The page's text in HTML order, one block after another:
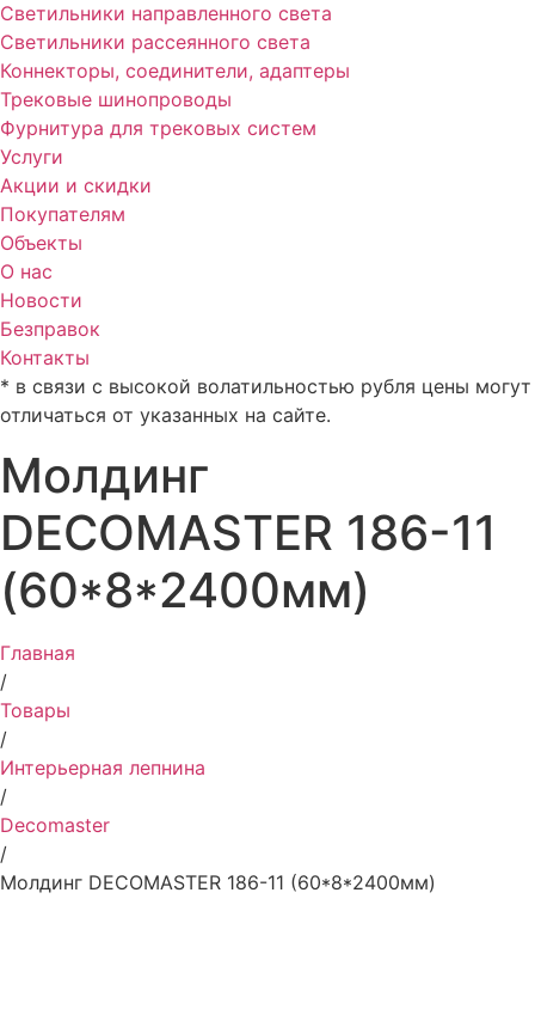
Светильники направленного света
Светильники рассеянного света
Коннекторы, соединители, адаптеры
Трековые шинопроводы
Фурнитура для трековых систем
Услуги
Акции и скидки
Покупателям
Объекты
О нас
Новости
Безправок
Контакты
* в связи с высокой волатильностью рубля цены могут
отличаться от указанных на сайте.
Молдинг
DECOMASTER 186-11
(60*8*2400мм)
Главная
/
Товары
/
Интерьерная лепнина
/
Decomaster
/
Молдинг DECOMASTER 186-11 (60*8*2400мм)